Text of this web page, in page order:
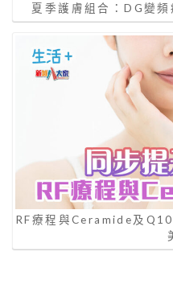
夏季護膚組合：DG變
RF療程與Ceramide及